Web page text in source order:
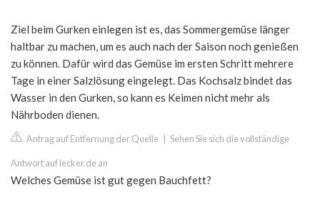
Ziel beim Gurken einlegen ist es, das Sommergemüse länger
haltbar zu machen, um es auch nach der Saison noch genießen
zu können. Dafür wird das Gemüse im ersten Schritt mehrere
Tage in einer Salzlösung eingelegt. Das Kochsalz bindet das
Wasser in den Gurken, so kann es Keimen nicht mehr als
Nährboden dienen.
Antrag auf Entfernung der Quelle Sehen Sie sich die vollständige
Antwort auf lecker.de an
Welches Gemüse ist gut gegen Bauchfett?